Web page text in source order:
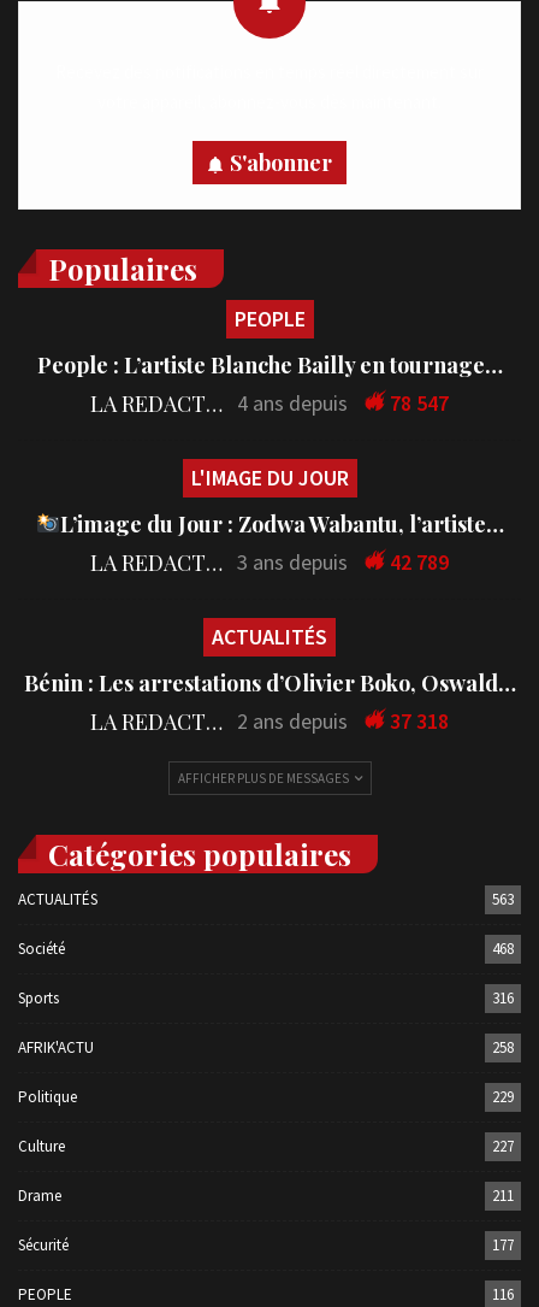
S'abonner
Populaires
PEOPLE
People : L’artiste Blanche Bailly en tournage…
LA REDACTION 4 ans depuis 78 547
L'IMAGE DU JOUR
L’image du Jour : Zodwa Wabantu, l’artiste…
LA REDACTION 3 ans depuis 42 789
ACTUALITÉS
Bénin : Les arrestations d’Olivier Boko, Oswald…
LA REDACTION 2 ans depuis 37 318
AFFICHER PLUS DE MESSAGES
Catégories populaires
ACTUALITÉS 563
Société 468
Sports 316
AFRIK'ACTU 258
Politique 229
Culture 227
Drame 211
Sécurité 177
PEOPLE 116